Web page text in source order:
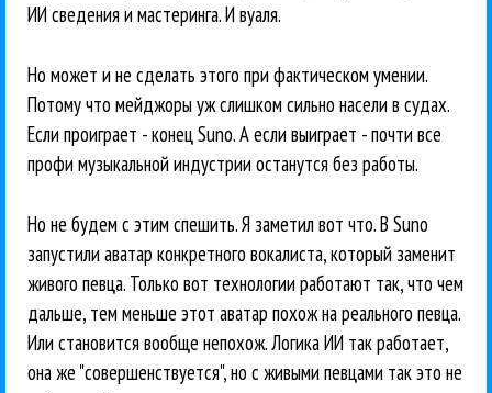
ИИ сведения и мастеринга. И вуаля.
Но может и не сделать этого при фактическом умении.
Потому что мейджоры уж слишком сильно насели в судах.
Если проиграет - конец Suno. А если выиграет - почти все
профи музыкальной индустрии останутся без работы.
Но не будем с этим спешить. Я заметил вот что. В Suno
запустили аватар конкретного вокалиста, который заменит
живого певца. Только вот технологии работают так, что чем
дальше, тем меньше этот аватар похож на реального певца.
Или становится вообще непохож. Логика ИИ так работает,
она же "совершенствуется", но с живыми певцами так это не